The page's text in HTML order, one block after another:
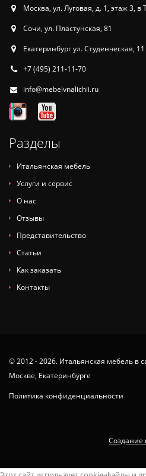
Москва, ул. Луговая, д. 1, этаж 3, в
Сочи, ул. Пластунская, 81
Екатеринбург ул. Студенческая, 11
+7 (495) 211-11-70
info@mebelvnalichii.ru
Разделы
Итальянская мебель
Услуги и сервис
О нас
Отзывы
Представительство
Статьи
Как заказать
Контакты
© 2012 - 2026. Итальянская мебель в
Москве, Екатеринбурге
Политика конфиденциальности
Создание